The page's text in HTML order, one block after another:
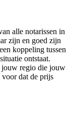
alle notarissen in
zijn en goed zijn
koppeling tussen
ontstaat.
jouw regio die jouw
dat de prijs